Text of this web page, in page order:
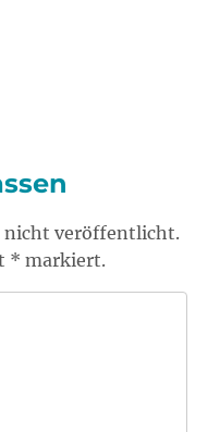
nicht veröffentlicht.
* markiert.